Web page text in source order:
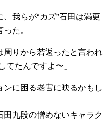
我らが“カズ”石田は満更
た。
周りから若返ったと言われ
てたんですよ〜」
に困る老害に映るかもし
九段の憎めないキャラク